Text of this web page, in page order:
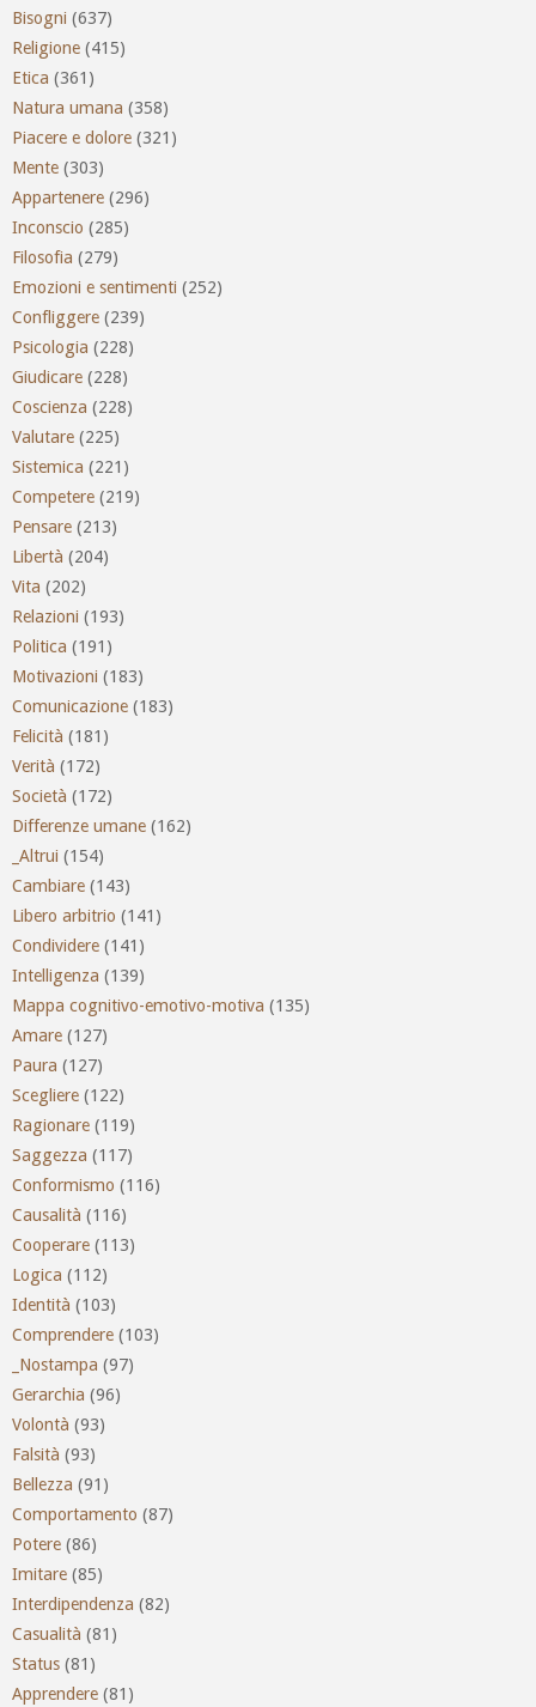
Bisogni (637)
Religione (415)
Etica (361)
Natura umana (358)
Piacere e dolore (321)
Mente (303)
Appartenere (296)
Inconscio (285)
Filosofia (279)
Emozioni e sentimenti (252)
Confliggere (239)
Psicologia (228)
Giudicare (228)
Coscienza (228)
Valutare (225)
Sistemica (221)
Competere (219)
Pensare (213)
Libertà (204)
Vita (202)
Relazioni (193)
Politica (191)
Motivazioni (183)
Comunicazione (183)
Felicità (181)
Verità (172)
Società (172)
Differenze umane (162)
_Altrui (154)
Cambiare (143)
Libero arbitrio (141)
Condividere (141)
Intelligenza (139)
Mappa cognitivo-emotivo-motiva (135)
Amare (127)
Paura (127)
Scegliere (122)
Ragionare (119)
Saggezza (117)
Conformismo (116)
Causalità (116)
Cooperare (113)
Logica (112)
Identità (103)
Comprendere (103)
_Nostampa (97)
Gerarchia (96)
Volontà (93)
Falsità (93)
Bellezza (91)
Comportamento (87)
Potere (86)
Imitare (85)
Interdipendenza (82)
Casualità (81)
Status (81)
Apprendere (81)